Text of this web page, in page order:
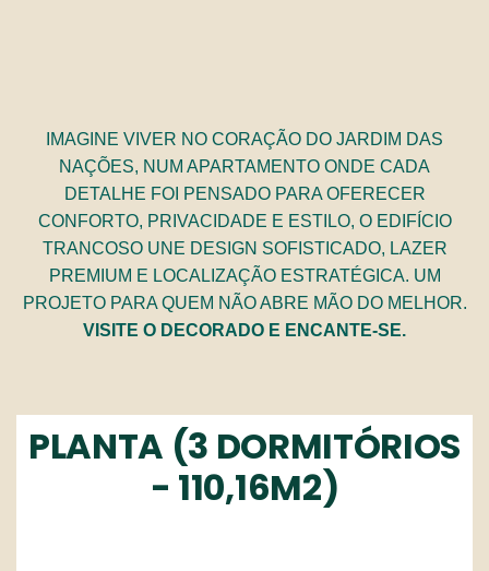
IMAGINE VIVER NO CORAÇÃO DO JARDIM DAS
NAÇÕES, NUM APARTAMENTO ONDE CADA
DETALHE FOI PENSADO PARA OFERECER
CONFORTO, PRIVACIDADE E ESTILO, O EDIFÍCIO
TRANCOSO UNE DESIGN SOFISTICADO, LAZER
PREMIUM E LOCALIZAÇÃO ESTRATÉGICA. UM
PROJETO PARA QUEM NÃO ABRE MÃO DO MELHOR.
VISITE O DECORADO E ENCANTE-SE.
PLANTA (3 DORMITÓRIOS
- 110,16M2)